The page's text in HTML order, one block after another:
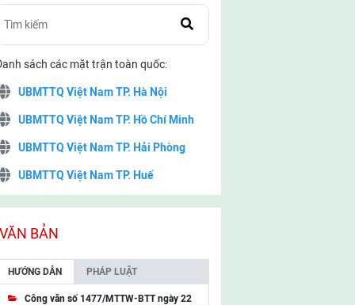
sách các mặt trận toàn quốc:
UBMTTQ Việt Nam TP. Hà Nội
UBMTTQ Việt Nam TP. Hồ Chí Minh
UBMTTQ Việt Nam TP. Hải Phòng
UBMTTQ Việt Nam TP. Huế
UBMTTQ Việt Nam TP. Cần Thơ
UBMTTQ Việt Nam tỉnh Quảng Ninh
UBMTTQ Việt Nam tỉnh Cao Bằng
VĂN BẢN
HƯỚNG DẪN PHÁP LUẬT
Công văn số 1477/MTTW-BTT ngày 22